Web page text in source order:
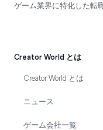
ゲーム業界に特化した転
Creator World とは
Creator World とは
ニュース
ゲーム会社一覧